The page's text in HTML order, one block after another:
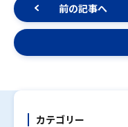
前の記事へ
カテゴリー